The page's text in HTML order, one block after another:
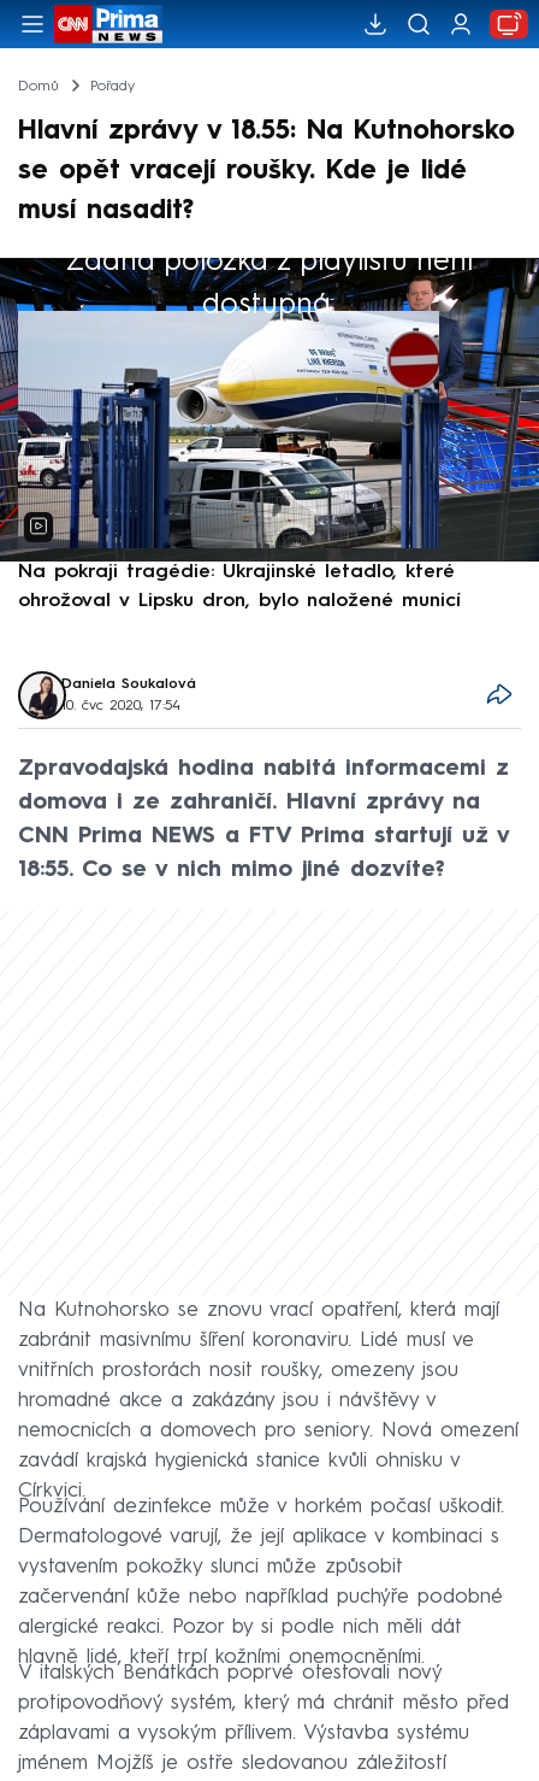
Domů Pořady
Hlavní zprávy v 18.55: Na Kutnohorsko
se opět vracejí roušky. Kde je lidé
musí nasadit?
Žádná položka z playlistu není
dostupná.
Výběr redakce
Na pokraji tragédie: Ukrajinské letadlo, které
ohrožoval v Lipsku dron, bylo naložené municí
Daniela Soukalová
10. čvc 2020, 17:54
Zpravodajská hodina nabitá informacemi z
domova i ze zahraničí. Hlavní zprávy na
CNN Prima NEWS a FTV Prima startují už v
18:55. Co se v nich mimo jiné dozvíte?
Na Kutnohorsko se znovu vrací opatření, která mají
zabránit masivnímu šíření koronaviru. Lidé musí ve
vnitřních prostorách nosit roušky, omezeny jsou
hromadné akce a zakázány jsou i návštěvy v
nemocnicích a domovech pro seniory. Nová omezení
zavádí krajská hygienická stanice kvůli ohnisku v
Církvici.
Používání dezinfekce může v horkém počasí uškodit.
Dermatologové varují, že její aplikace v kombinaci s
vystavením pokožky slunci může způsobit
začervenání kůže nebo například puchýře podobné
alergické reakci. Pozor by si podle nich měli dát
hlavně lidé, kteří trpí kožními onemocněními.
V italských Benátkách poprvé otestovali nový
protipovodňový systém, který má chránit město před
záplavami a vysokým přílivem. Výstavba systému
jménem Mojžíš je ostře sledovanou záležitostí